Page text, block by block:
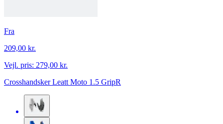
Fra
209,00 kr.
Vejl. pris: 279,00 kr.
Crosshandsker Leatt Moto 1.5 GripR